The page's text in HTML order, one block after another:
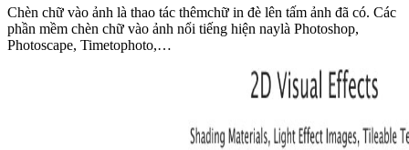
Chèn chữ vào ảnh là thao tác thêmchữ in đè lên tấm ảnh đã có. Các
phần mềm chèn chữ vào ảnh nổi tiếng hiện naylà Photoshop,
Photoscape, Timetophoto,…